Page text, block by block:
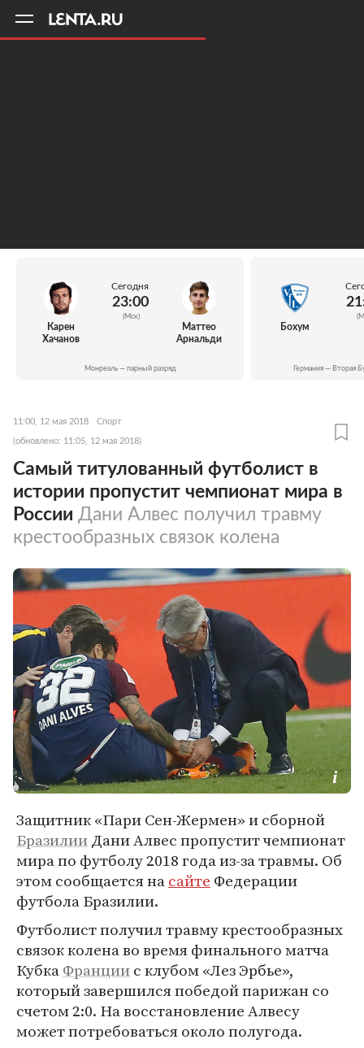
Карен
Хачанов
Сегодня
23:00
(Мск)
Маттео
Арнальди
Монреаль — парный разряд
Бохум
Германия — Вторая
11:00, 12 мая 2018 Спорт
(обновлено: 11:05, 12 мая 2018)
Самый титулованный футболист в
истории пропустит чемпионат мира в
России Дани Алвес получил травму
крестообразных связок колена
Защитник «Пари Сен-Жермен» и сборной
БразилииДани Алвес пропустит чемпионат
мира по футболу 2018 года из-за травмы. Об
этом сообщается насайте Федерации
футбола Бразилии.
Футболист получил травму крестообразных
связок колена во время финального матча
КубкаФранциис клубом «Лез Эрбье»,
который завершился победой парижан со
счетом 2:0. На восстановление Алвесу
может потребоваться около полугода.